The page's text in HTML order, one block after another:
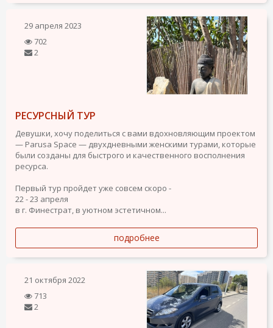
29 апреля 2023
702
2
РЕСУРСНЫЙ ТУР
Девушки, хочу поделиться с вами вдохновляющим проектом
— Parusa Space — двухдневными женскими турами, которые
были созданы для быстрого и качественного восполнения
ресурса.
Первый тур пройдет уже совсем скоро -
22 - 23 апреля
в г. Финестрат, в уютном эстетичном...
подробнее
21 октября 2022
713
2